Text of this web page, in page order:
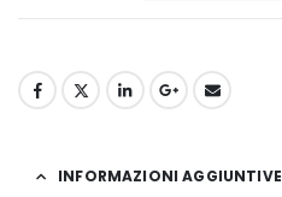
INFORMAZIONI AGGIUNTIVE